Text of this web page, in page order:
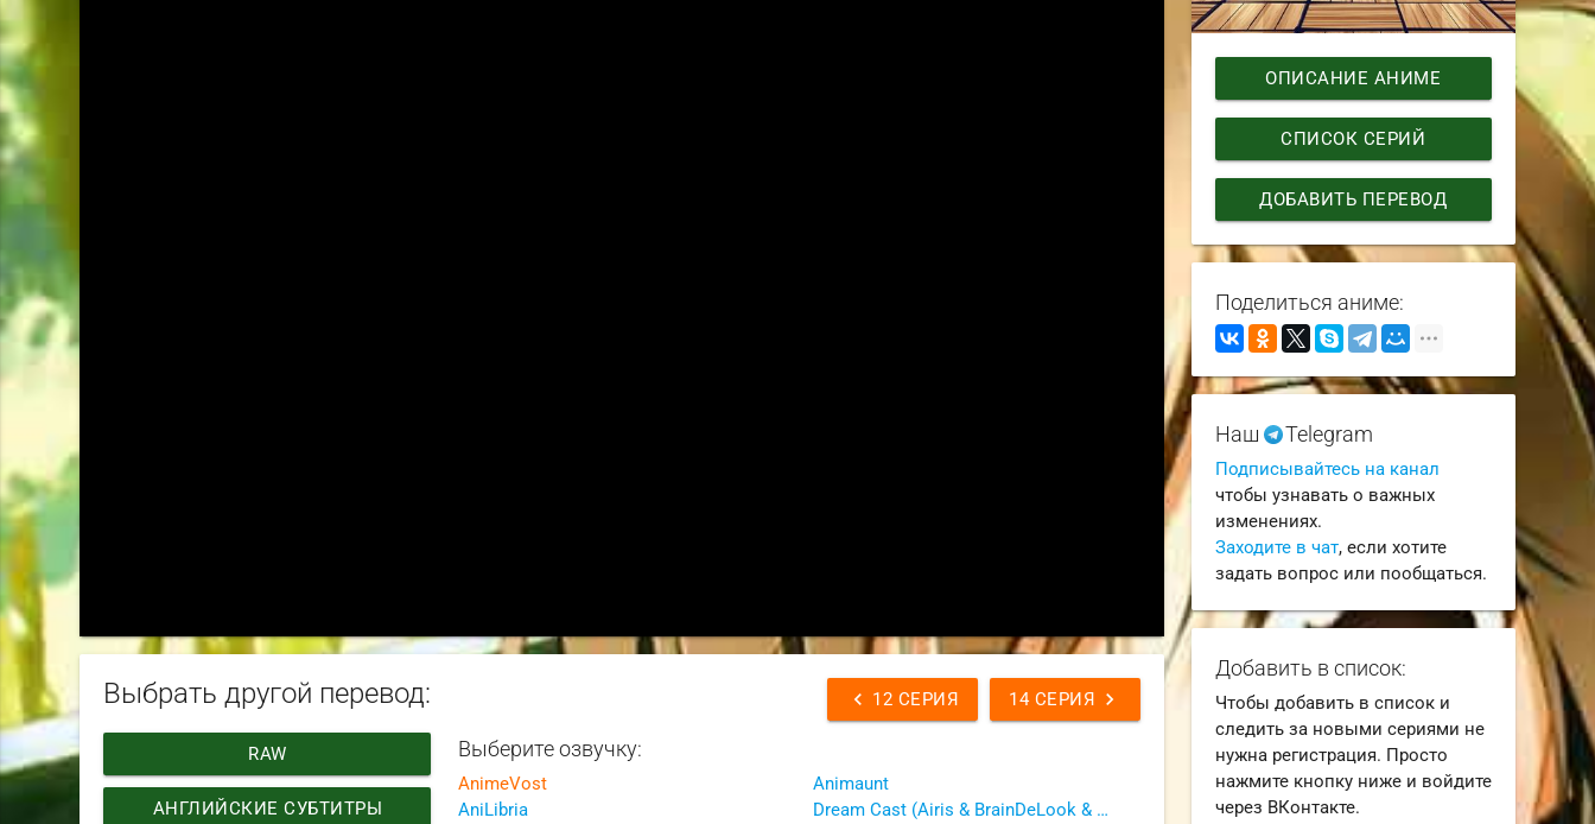
chevron_left 12 СЕРИЯ chevron_right
14 СЕРИЯ
Выбрать другой перевод:
RAW
АНГЛИЙСКИЕ СУБТИТРЫ
Выберите озвучку:
AnimeVost
AniLibria
Animaunt
Dream Cast (Airis & BrainDeLook & Dreamy Sleep & Indominus Rex & Just_Vlad & Ket & Lelik_time & Libertina)
ОПИСАНИЕ АНИМЕ
СПИСОК СЕРИЙ
ДОБАВИТЬ ПЕРЕВОД
Поделиться аниме:
Наш Telegram
Подписывайтесь на канал
чтобы узнавать о важных
изменениях.
Заходите в чат, если хотите
задать вопрос или пообщаться.
Добавить в список:
Чтобы добавить в список и
следить за новыми сериями не
нужна регистрация. Просто
нажмите кнопку ниже и войдите
через ВКонтакте.